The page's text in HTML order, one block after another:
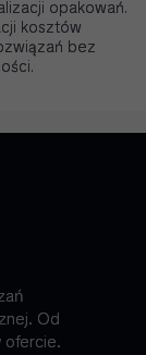
opakowań.
kosztów
bez
Od
ofercie.